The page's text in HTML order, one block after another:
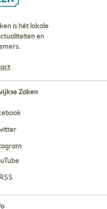
is hét lokale
en
Zaken
RSS